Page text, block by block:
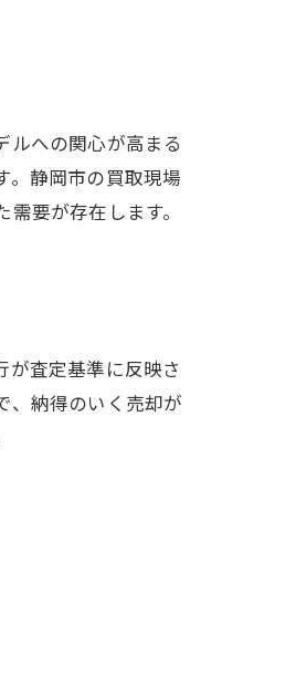
ルへの関心が高まる
。静岡市の買取現場
要が存在します。
査定基準に反映さ
、納得のいく売却が